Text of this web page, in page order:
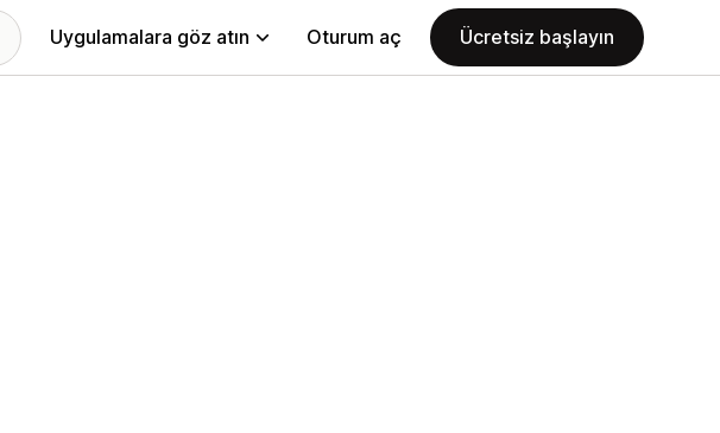
Uygulamalara göz atın Oturum aç Ücretsiz başlayın